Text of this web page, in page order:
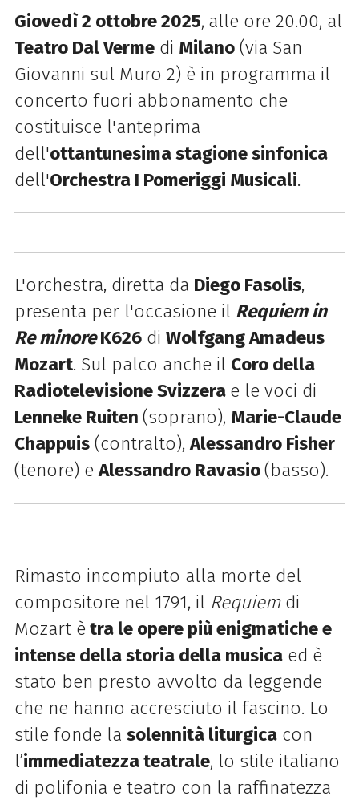
Giovedì 2 ottobre 2025, alle ore 20.00, al
Teatro Dal Vermedi Milano(via San
Giovanni sul Muro 2) è in programma il
concerto fuori abbonamento che
costituisce l'anteprima
dell'ottantunesima stagionesinfonica
dell'Orchestra I Pomeriggi Musicali.
L'orchestra, diretta da Diego Fasolis,
presenta per l'occasione il Requiem in
Re minoreK626di Wolfgang Amadeus
Mozart. Sul palco anche il Coro della
Radiotelevisione Svizzera e le voci di
Lenneke Ruiten (soprano), Marie-Claude
Chappuis(contralto),Alessandro Fisher
(tenore) eAlessandro Ravasio(basso).
Rimasto incompiuto alla morte del
compositore nel 1791, il Requiem di
Mozart è tra le opere più enigmatiche e
intense della storia della musicaed è
stato ben presto avvolto da leggende
che ne hanno accresciuto il fascino. Lo
stile fonde la solennità liturgicacon
l’immediatezza teatrale, lo stile italiano
di polifonia e teatro con la raffinatezza